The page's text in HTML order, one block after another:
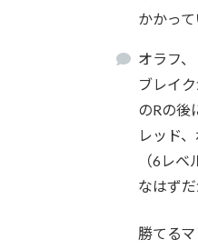
かかって
オラフ
ブレイ
のRの後
レッド
（6レ
なはずだ
勝てる